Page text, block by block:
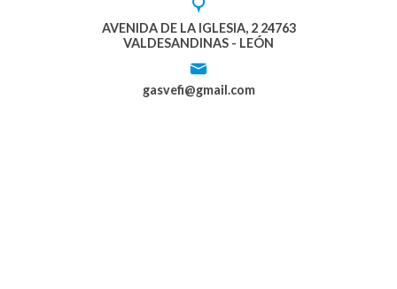
AVENIDA DE LA IGLESIA, 2 24763
VALDESANDINAS - LEÓN
gasvefi@gmail.com